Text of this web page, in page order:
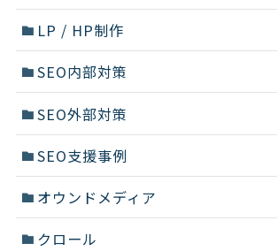
LP / HP制作
SEO内部対策
SEO外部対策
SEO支援事例
オウンドメディア
クロール